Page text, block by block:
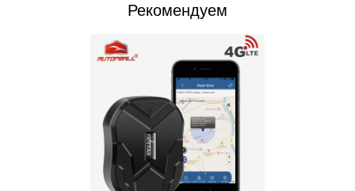
Рекомендуем